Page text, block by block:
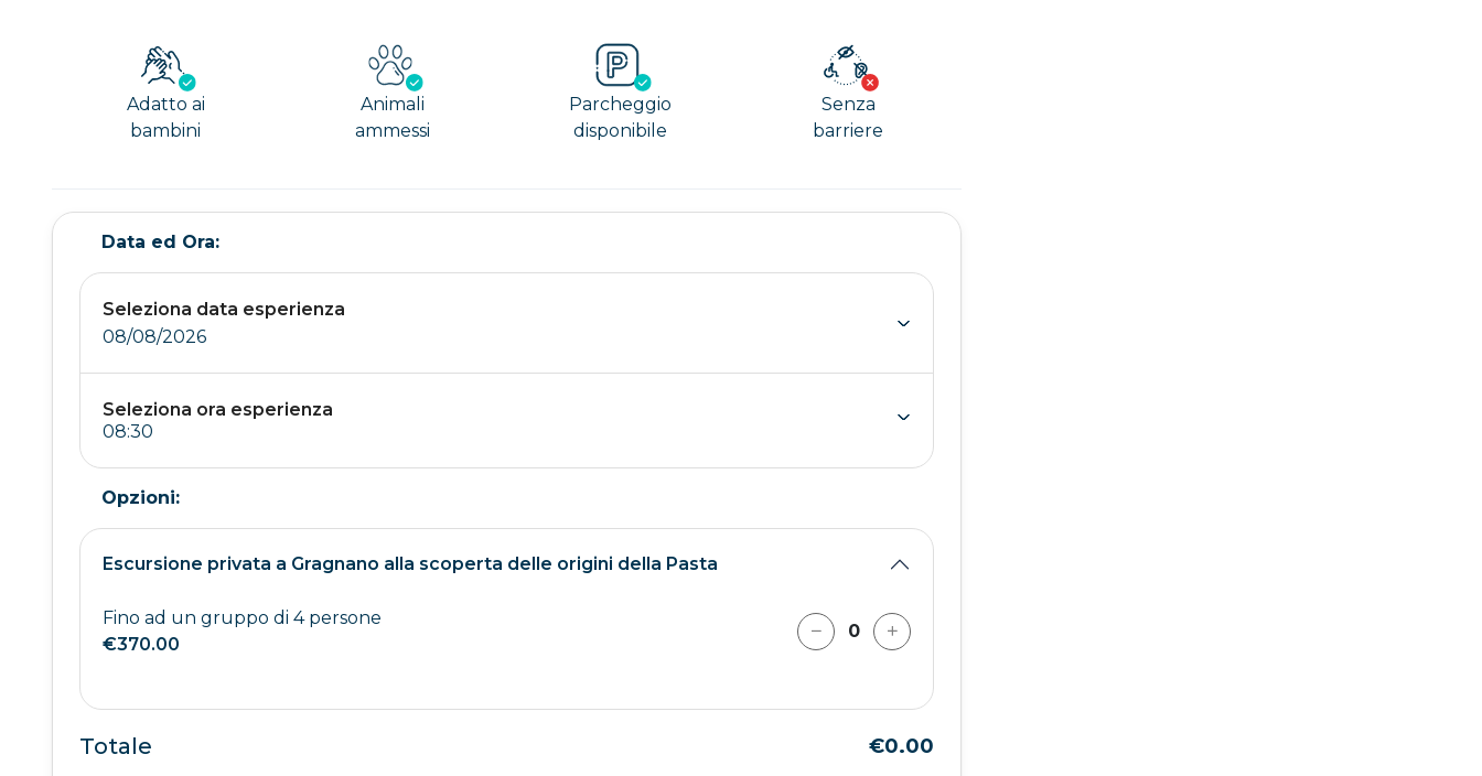
Adatto ai
bambini
Animali
ammessi
Parcheggio
disponibile
Senza
barriere
Data ed Ora:
Seleziona data esperienza
08/08/2026
Seleziona ora esperienza
Opzioni:
Escursione privata a Gragnano alla scoperta delle origini della Pasta
Fino ad un gruppo di 4 persone
€370.00
Totale €0.00